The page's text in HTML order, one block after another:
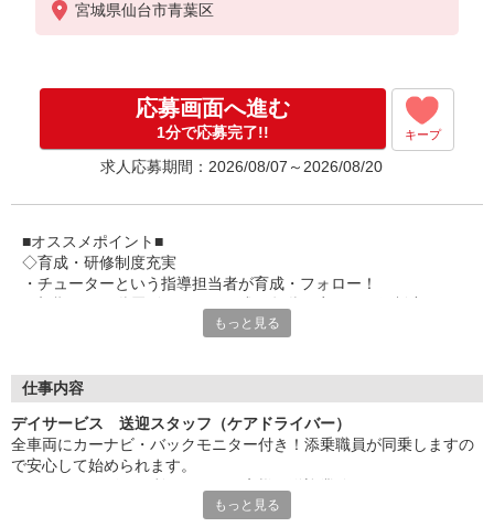
★土日祝日は時給100円アップ！
宮城県仙台市青葉区
応募画面へ進む
1分で応募完了!! キープ
求人応募期間：2026/08/07～2026/08/20
■オススメポイント■
◇育成・研修制度充実
・チューターという指導担当者が育成・フォロー！
・キャリアアップ支援制度を活用して働きながら資格取得が可能
・ツクイ独自の福祉厚生制度でプライベートも充実
・子育て支援の福利厚生制度あり！子育てと仕事の両立を応援◎
・スタッフ何でも相談窓口やライフキャリア相談など、各相談窓
口あり
◇頑張った分、スタッフに還元！
もっと見る
仕事内容
デイサービス 送迎スタッフ（ケアドライバー）
全車両にカーナビ・バックモニター付き！添乗職員が同乗しますの
で安心して始められます。
※専用車両（キャラバン・ハイエース）の運転、各種点検
もっと見る